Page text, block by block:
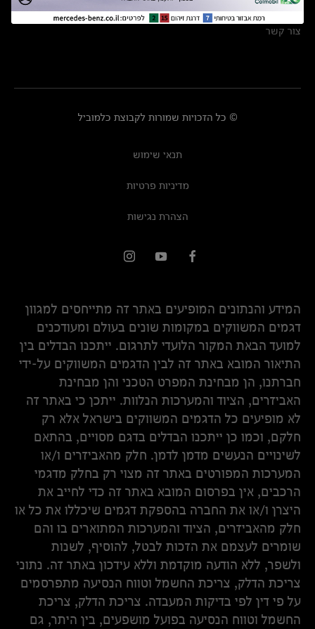
מרכזי שירות
צור קשר
© כל הזכויות שמורות לקבוצת כלמוביל
תנאי שימוש
מדיניות פרטיות
הצהרת נגישות
המידע והנתונים המופיעים באתר זה מתייחסים למגוון
דגמים המשווקים במקומות שונים בעולם ומעודכנים
למועד הבאת המקור הלועדי לתרגום. ייתכנו הבדלים בין
התיאור המובא באתר זה לבין הדגמים המשווקים על-ידי
חברתנו, הן מבחינת המפרט הטכני והן מבחינת
האביזרים, הציוד והמערכות הנלוות. ייתכן כי באתר זה
לא מופיעים כל הדגמים המשווקים בישראל אלא רק
חלקם, וכמו כן ייתכנו הבדלים בדגם מסויים, בהתאם
לשינויים הנעשים מדמן לדמן. חלק מהאביזרים ו/או
המערכות המפורטים באתר זה מצוי רק בחלק מדגמי
הרכבים, אין בפרסום המובא באתר זה כדי לחייב את
היצרן ו/או את החברה בהספקת דגמים שיכללו את כל או
חלק מהאביזרים, הציוד והמערכות המתוארים בו והם
שומרים לעצמם את הזכות לבטל, להוסיף, לשנות
ולשפר, ללא הודעה מוקדמת וללא עידכון באתר זה. נתוני
צריכת הדלק, צריכת החשמל וטווח הנסיעה מתפרסמים
על פי דין לפי בדיקות המעבדה. צריכת הדלק, צריכת
החשמל וטווח הנסיעה בפועל מושפעים, בין היתר, גם